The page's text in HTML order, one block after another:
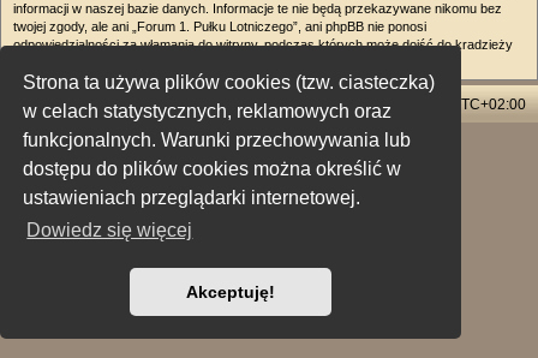
Strona ta używa plików cookies (tzw. ciasteczka)
w celach statystycznych, reklamowych oraz
funkcjonalnych. Warunki przechowywania lub
dostępu do plików cookies można określić w
ustawieniach przeglądarki internetowej.
Dowiedz się więcej
Akceptuję!
informacji w naszej bazie danych. Informacje te nie będą przekazywane nikomu bez
twojej zgody, ale ani „Forum 1. Pułku Lotniczego”, ani phpBB nie ponosi
odpowiedzialności za włamania do witryny, podczas których może dojść do kradzieży
Strona główna Strefa czasowa UTC+02:00
Usuń ciasteczka witryny
Technologię dostarcza phpBB® Forum Software © phpBB Limited
Polski pakiet językowy dostarczaphpBB.pl
Zasady ochrony danych osobowych |Regulamin